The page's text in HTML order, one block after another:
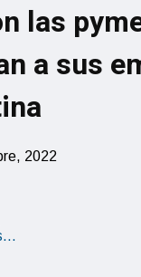
las
a sus
2022